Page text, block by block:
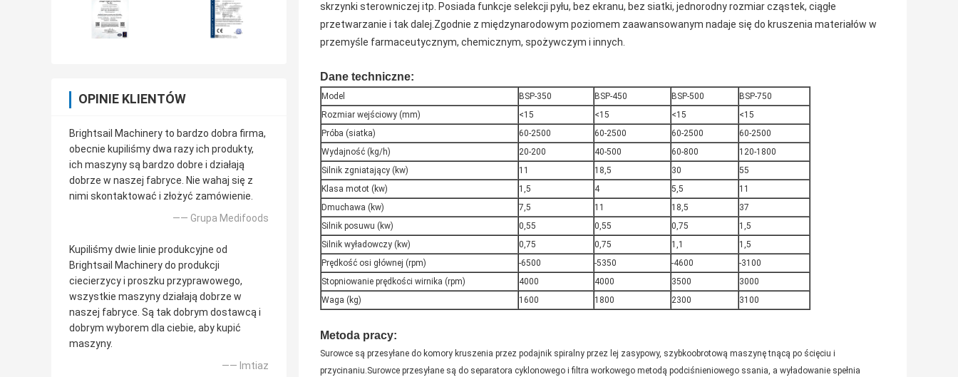
OPINIE KLIENTÓW
Brightsail Machinery to bardzo dobra firma,
obecnie kupiliśmy dwa razy ich produkty,
ich maszyny są bardzo dobre i działają
dobrze w naszej fabryce. Nie wahaj się z
nimi skontaktować i złożyć zamówienie.
—— Grupa Medifoods
Kupiliśmy dwie linie produkcyjne od
Brightsail Machinery do produkcji
ciecierzycy i proszku przyprawowego,
wszystkie maszyny działają dobrze w
naszej fabryce. Są tak dobrym dostawcą i
dobrym wyborem dla ciebie, aby kupić
maszyny.
—— Imtiaz
skrzynki sterowniczej itp. Posiada funkcje selekcji pyłu, bez ekranu, bez siatki, jednorodny rozmiar cząstek, ciągłe
przetwarzanie i tak dalej.Zgodnie z międzynarodowym poziomem zaawansowanym nadaje się do kruszenia materiałów w
przemyśle farmaceutycznym, chemicznym, spożywczym i innych.
Dane techniczne:
Model BSP-350 BSP-450 BSP-500
BSP-750
Rozmiar wejściowy (mm)
<15 <15 <15
<15
Próba (siatka)
60-2500 60-2500 60-2500
60-2500
Wydajność (kg/h)
20-200 40-500 60-800
120-1800
Silnik zgniatający (kw)
11 18,5 30
55
Klasa motot (kw)
1,5 4 5,5
11
Dmuchawa (kw)
7,5 11 18,5
37
Silnik posuwu (kw)
0,55 0,55 0,75
1,5
Silnik wyładowczy (kw)
0,75 0,75 1,1
1,5
Prędkość osi głównej (rpm)
-6500 -5350 -4600
-3100
Stopniowanie prędkości wirnika (rpm)
4000 4000 3500
3000
Waga (kg)
1600 1800 2300 3100
Metoda pracy:
Surowce są przesyłane do komory kruszenia przez podajnik spiralny przez lej zasypowy, szybkoobrotową maszynę tnącą po ścięciu i
przycinaniu.Surowce przesyłane są do separatora cyklonowego i filtra workowego metodą podciśnieniowego ssania, a wyładowanie spełnia